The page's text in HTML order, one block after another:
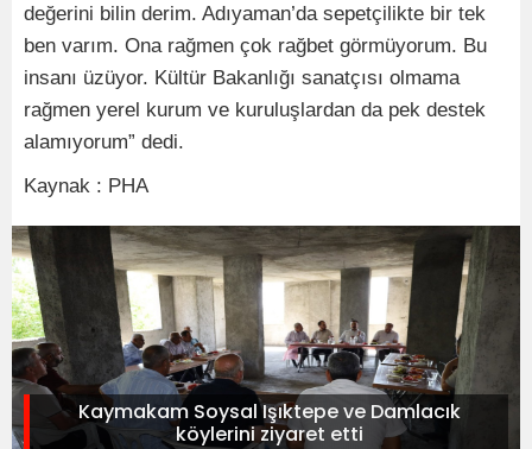
değerini bilin derim. Adıyaman’da sepetçilikte bir tek
ben varım. Ona rağmen çok rağbet görmüyorum. Bu
insanı üzüyor. Kültür Bakanlığı sanatçısı olmama
rağmen yerel kurum ve kuruluşlardan da pek destek
alamıyorum” dedi.
Kaynak : PHA
Kaymakam Soysal Işıktepe ve Damlacık
köylerini ziyaret etti